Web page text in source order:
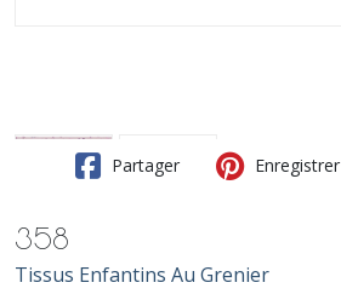
Partager Enregistrer
358
Tissus Enfantins Au Grenier